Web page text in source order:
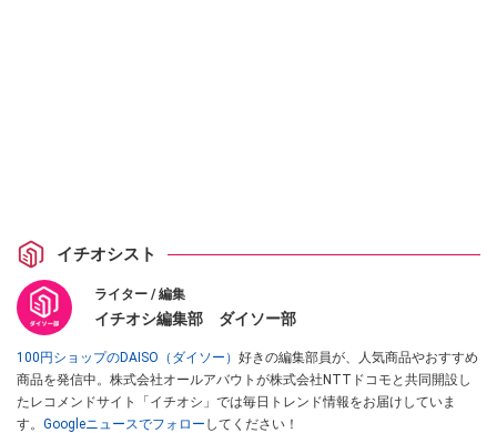
イチオシスト
ライター / 編集
イチオシ編集部 ダイソー部
100円ショップのDAISO（ダイソー） 好きの編集部員が、人気商品やおすすめ
商品を発信中。株式会社オールアバウトが株式会社NTTドコモと共同開設し
たレコメンドサイト「イチオシ」では毎日トレンド情報をお届けしていま
す。 Googleニュースでフォロー してください！